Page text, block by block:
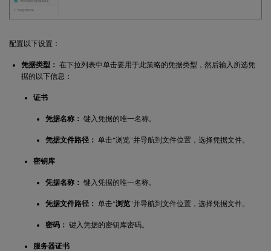
配置以下设置：
凭据类型： 在下拉列表中单击要用于此策略的凭据类型，然后输入所选凭
据的以下信息：
证书
凭据名称： 键入凭据的唯一名称。
凭据文件路径： 单击“浏览”并导航到文件位置，选择凭据文件。
密钥库
凭据名称： 键入凭据的唯一名称。
凭据文件路径： 单击“浏览”并导航到文件位置，选择凭据文件。
密码： 键入凭据的密钥库密码。
服务器证书